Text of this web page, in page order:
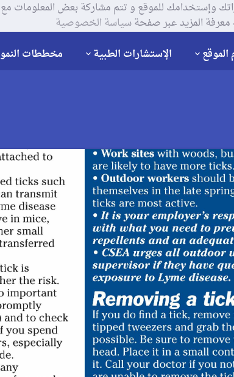
المزيد عبر صفحةسياسة الخصوصية
الموقع الإستشارات الطبية مخططات النمو